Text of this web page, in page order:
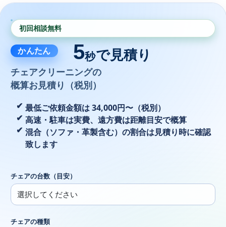
初回相談無料
かんたん 5秒で見積り
チェアクリーニングの
概算お見積り（税別）
最低ご依頼金額は 34,000円〜（税別）
高速・駐車は実費、遠方費は距離目安で概算
混合（ソファ・革製含む）の割合は見積り時に確認
致します
チェアの台数（目安）
チェアの種類